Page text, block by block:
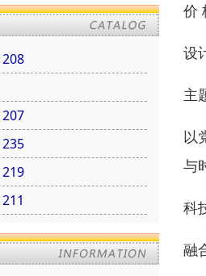
208
207
235
219
211
价
设
主
以
与
科
融